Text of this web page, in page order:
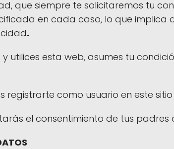
que siempre te solicitaremos tu
en cada caso, lo que implica
.
utilices esta web, asumes tu
registrarte como usuario en este
el consentimiento de tus